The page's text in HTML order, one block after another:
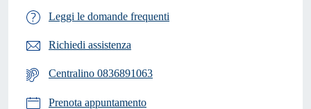
Leggi le domande frequenti
Richiedi assistenza
Centralino 0836891063
Prenota appuntamento